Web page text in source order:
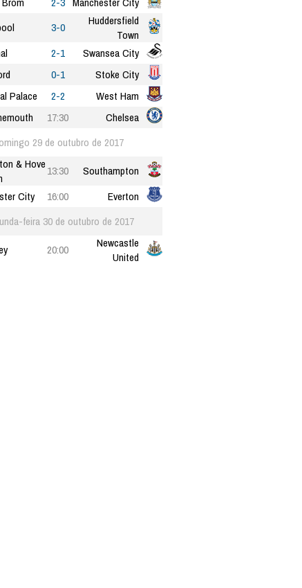
3-0
Huddersfield
Town
2-1
Swansea City
0-1
Stoke City
Palace
2-2
West Ham
17:30
Chelsea
29 de outubro de 2017
& Hove13:30
Southampton
City
16:00
Everton
feira 30 de outubro de 2017
20:00
Newcastle
United